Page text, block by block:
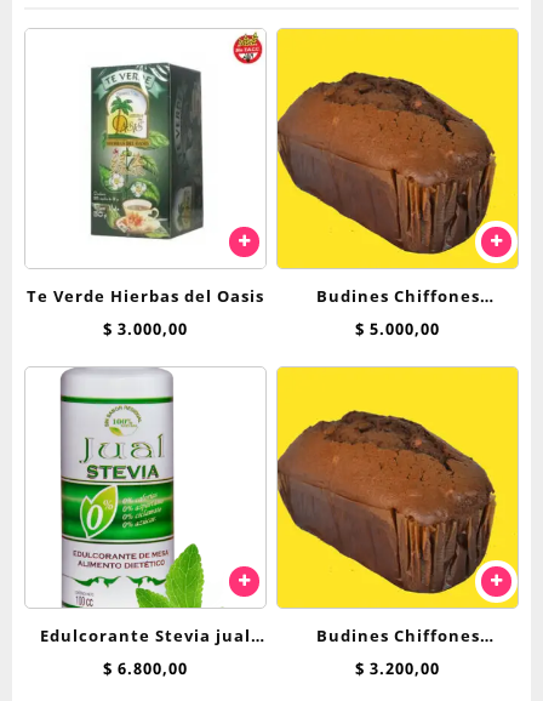
Te Verde Hierbas del Oasis
$ 3.000,00
Budines Chiffones
Breadnet
$ 5.000,00
Edulcorante Stevia jual
250cc liquida
$ 6.800,00
Budines Chiffones
Breadnet 250 Grs
$ 3.200,00